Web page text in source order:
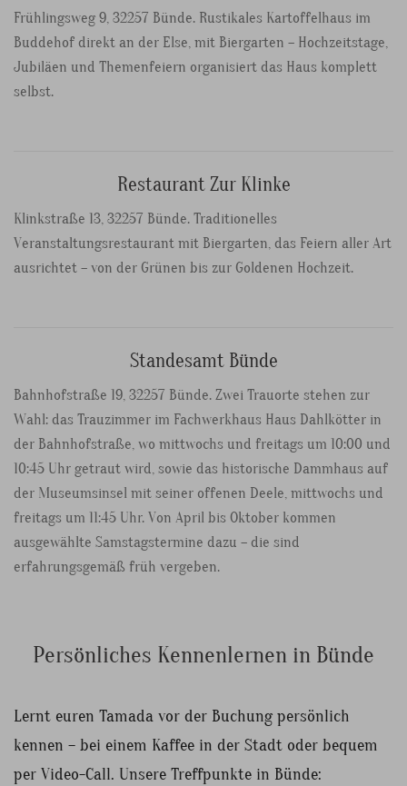
Frühlingsweg 9, 32257 Bünde. Rustikales Kartoffelhaus im
Buddehof direkt an der Else, mit Biergarten – Hochzeitstage,
Jubiläen und Themenfeiern organisiert das Haus komplett
selbst.
Restaurant Zur Klinke
Klinkstraße 13, 32257 Bünde. Traditionelles
Veranstaltungsrestaurant mit Biergarten, das Feiern aller Art
ausrichtet – von der Grünen bis zur Goldenen Hochzeit.
Standesamt Bünde
Bahnhofstraße 19, 32257 Bünde. Zwei Trauorte stehen zur
Wahl: das Trauzimmer im Fachwerkhaus Haus Dahlkötter in
der Bahnhofstraße, wo mittwochs und freitags um 10:00 und
10:45 Uhr getraut wird, sowie das historische Dammhaus auf
der Museumsinsel mit seiner offenen Deele, mittwochs und
freitags um 11:45 Uhr. Von April bis Oktober kommen
ausgewählte Samstagstermine dazu – die sind
erfahrungsgemäß früh vergeben.
Persönliches Kennenlernen in Bünde
Lernt euren Tamada vor der Buchung persönlich
kennen – bei einem Kaffee in der Stadt oder bequem
per Video-Call. Unsere Treffpunkte in Bünde: